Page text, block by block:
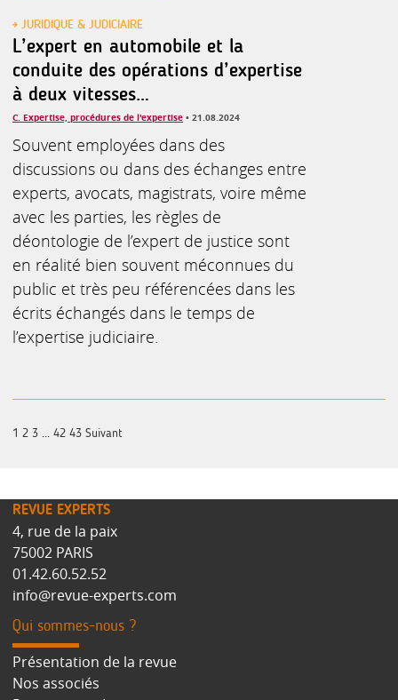
JURIDIQUE & JUDICIAIRE
L’expert en automobile et la
conduite des opérations d’expertise
à deux vitesses…
C. Expertise, procédures de l'expertise • 21.08.2024
Souvent employées dans des
discussions ou dans des échanges entre
experts, avocats, magistrats, voire même
avec les parties, les règles de
déontologie de l’expert de justice sont
en réalité bien souvent méconnues du
public et très peu référencées dans les
écrits échangés dans le temps de
l’expertise judiciaire.
1 2 3 ... 42 43 Suivant
REVUE EXPERTS
4, rue de la paix
75002 PARIS
01.42.60.52.52
info@revue-experts.com
Qui sommes-nous ?
Présentation de la revue
Nos associés